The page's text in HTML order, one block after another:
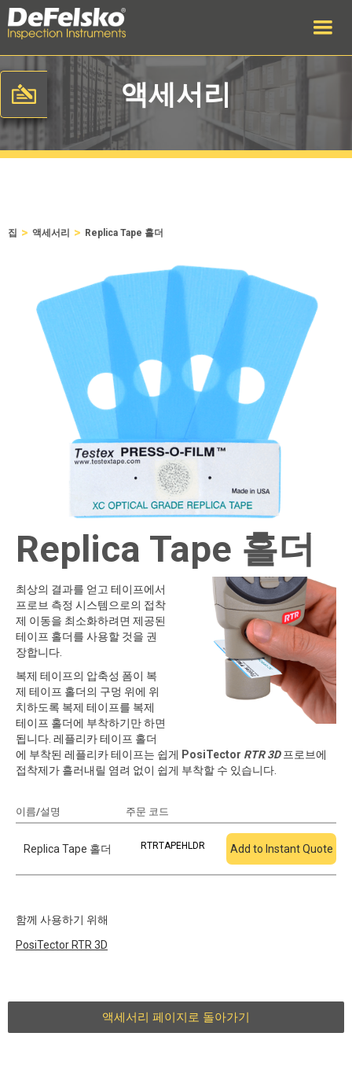
액세서리
집 > 액세서리 > Replica Tape 홀더
Replica Tape 홀더
최상의 결과를 얻고 테이프에서
프로브 측정 시스템으로의 접착
제 이동을 최소화하려면 제공된
테이프 홀더를 사용할 것을 권
장합니다.
복제 테이프의 압축성 폼이 복
제 테이프 홀더의 구멍 위에 위
치하도록 복제 테이프를 복제
테이프 홀더에 부착하기만 하면
됩니다. 레플리카 테이프 홀더
에 부착된 레플리카 테이프는 쉽게 PosiTector RTR 3D프로브에
접착제가 흘러내릴 염려 없이 쉽게 부착할 수 있습니다.
이름/설명 주문 코드
Replica Tape 홀더 RTRTAPEHLDR Add to Instant Quote
함께 사용하기 위해
PosiTector RTR 3D
액세서리 페이지로 돌아가기